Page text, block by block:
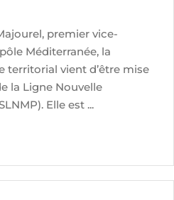
premier vice-
Méditerranée, la
vient d’être mise
la Ligne Nouvelle
Elle est ...